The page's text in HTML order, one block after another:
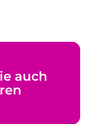
auch